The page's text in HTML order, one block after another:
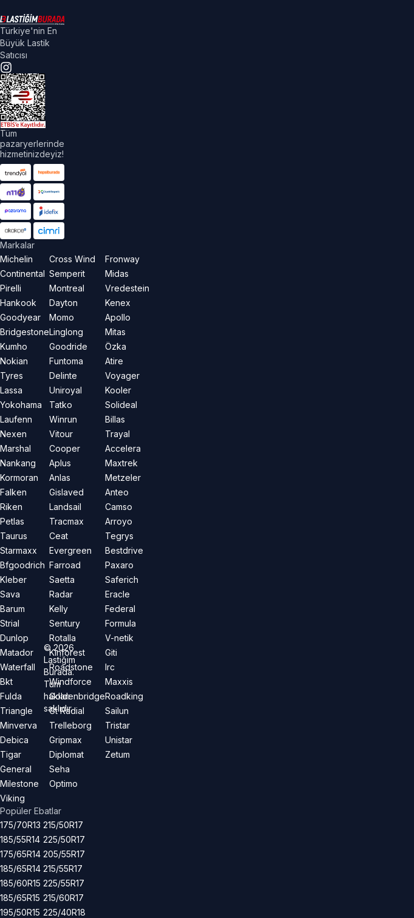
Türkiye'nin En
Büyük Lastik
Satıcısı
Tüm
pazaryerlerinde
hizmetinizdeyiz!
Markalar
Michelin
Continental
Pirelli
Hankook
Goodyear
Bridgestone
Kumho
Nokian
Tyres
Lassa
Yokohama
Laufenn
Nexen
Marshal
Nankang
Kormoran
Falken
Riken
Petlas
Taurus
Starmaxx
Bfgoodrich
Kleber
Sava
Barum
Strial
Dunlop
Matador
Waterfall
Bkt
Fulda
Triangle
Minverva
Debica
Tigar
General
Milestone
Viking
Cross Wind
Semperit
Montreal
Dayton
Momo
Linglong
Goodride
Funtoma
Delinte
Uniroyal
Tatko
Winrun
Vitour
Cooper
Aplus
Anlas
Gislaved
Landsail
Tracmax
Ceat
Evergreen
Farroad
Saetta
Radar
Kelly
Sentury
Rotalla
Kinforest
Roadstone
Windforce
Goldenbridge
Gt Radial
Trelleborg
Gripmax
Diplomat
Seha
Optimo
Fronway
Midas
Vredestein
Kenex
Apollo
Mitas
Özka
Atire
Voyager
Kooler
Solideal
Billas
Trayal
Accelera
Maxtrek
Metzeler
Anteo
Camso
Arroyo
Tegrys
Bestdrive
Paxaro
Saferich
Eracle
Federal
Formula
V-netik
Giti
Irc
Maxxis
Roadking
Sailun
Tristar
Unistar
Zetum
Popüler Ebatlar
175/70R13
185/55R14
175/65R14
185/65R14
185/60R15
185/65R15
195/50R15
215/50R17
225/50R17
205/55R17
215/55R17
225/55R17
215/60R17
225/40R18
©2026
Lastiğim
Burada.
Tüm
hakları
saklıdır.